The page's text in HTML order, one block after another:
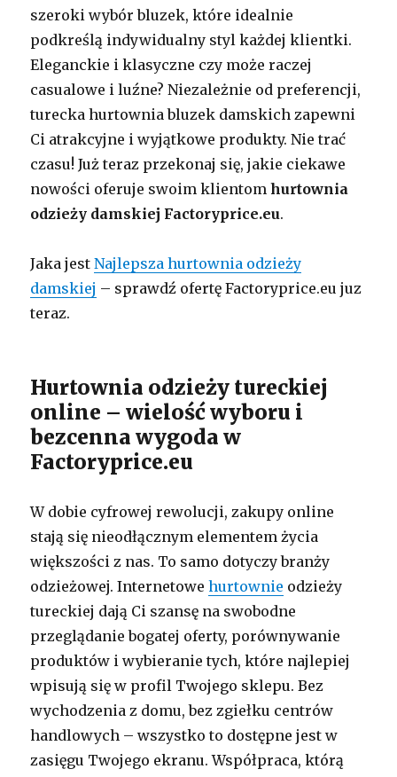
szeroki wybór bluzek, które idealnie
podkreślą indywidualny styl każdej klientki.
Eleganckie i klasyczne czy może raczej
casualowe i luźne? Niezależnie od preferencji,
turecka hurtownia bluzek damskich zapewni
Ci atrakcyjne i wyjątkowe produkty. Nie trać
czasu! Już teraz przekonaj się, jakie ciekawe
nowości oferuje swoim klientomhurtownia
odzieży damskiej Factoryprice.eu.
Jaka jestNajlepsza hurtownia odzieży
damskiej – sprawdź ofertę Factoryprice.eu juz
teraz.
Hurtownia odzieży tureckiej
online – wielość wyboru i
bezcenna wygoda w
Factoryprice.eu
W dobie cyfrowej rewolucji, zakupy online
stają się nieodłącznym elementem życia
większości z nas. To samo dotyczy branży
odzieżowej. Internetowehurtownie odzieży
tureckiej dają Ci szansę na swobodne
przeglądanie bogatej oferty, porównywanie
produktów i wybieranie tych, które najlepiej
wpisują się w profil Twojego sklepu. Bez
wychodzenia z domu, bez zgiełku centrów
handlowych – wszystko to dostępne jest w
zasięgu Twojego ekranu. Współpraca, którą